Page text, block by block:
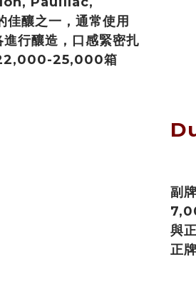
釀之一，通常使用
行釀造，口感緊密扎
22,000-25,000箱
副
與
正